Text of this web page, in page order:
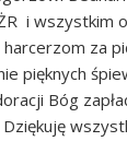
i wszystkim
za
pięknych
Bóg